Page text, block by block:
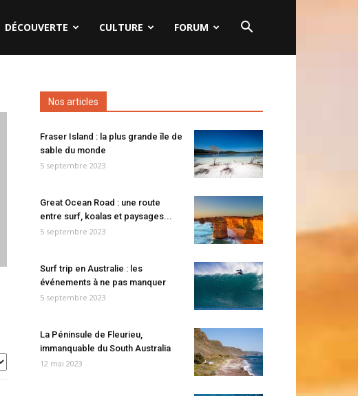
DÉCOUVERTE CULTURE FORUM
Nos articles
Fraser Island : la plus grande île de
sable du monde
5 septembre 2023
Great Ocean Road : une route
entre surf, koalas et paysages...
5 septembre 2023
Surf trip en Australie : les
événements à ne pas manquer
5 septembre 2023
La Péninsule de Fleurieu,
immanquable du South Australia
12 mai 2023